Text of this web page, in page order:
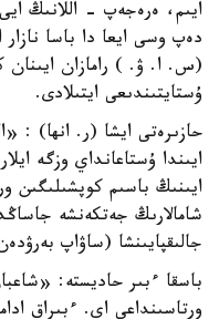
ايىم، ەرەجەپ - اللانىڭ
دەپ وسى ايعا دا باسا نازار
(س. ا. ۋ. ) رامازان ايىنان
ۇستايتىندىعى ايتىلادى.
حازىرەتى ايشا (ر. انھا) :
ايىندا ۇستاعانداي وزگە
ايىنىڭ باسىم كوپشىلىگىن
شامالارىڭ جەتكەنشە
جالىقپايىنشا (ساۋاپ
باسقا ءبىر حاديستە:
ورتاسىنداعى اي. ءبىراق